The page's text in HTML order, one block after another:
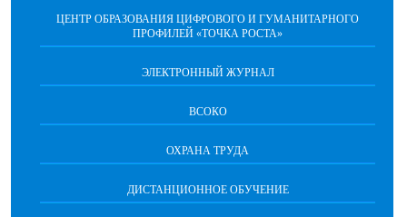
ЦЕНТР ОБРАЗОВАНИЯ ЦИФРОВОГО И ГУМАНИТАРНОГО
ПРОФИЛЕЙ «ТОЧКА РОСТА»
ЭЛЕКТРОННЫЙ ЖУРНАЛ
ВСОКО
ОХРАНА ТРУДА
ДИСТАНЦИОННОЕ ОБУЧЕНИЕ